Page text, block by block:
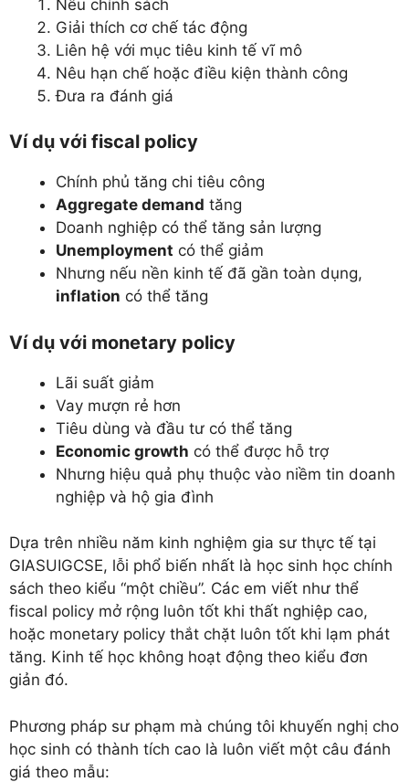
Nêu chính sách
Giải thích cơ chế tác động
Liên hệ với mục tiêu kinh tế vĩ mô
Nêu hạn chế hoặc điều kiện thành công
Đưa ra đánh giá
Ví dụ với fiscal policy
Chính phủ tăng chi tiêu công
Aggregate demand tăng
Doanh nghiệp có thể tăng sản lượng
Unemployment có thể giảm
Nhưng nếu nền kinh tế đã gần toàn dụng,
inflation có thể tăng
Ví dụ với monetary policy
Lãi suất giảm
Vay mượn rẻ hơn
Tiêu dùng và đầu tư có thể tăng
Economic growth có thể được hỗ trợ
Nhưng hiệu quả phụ thuộc vào niềm tin doanh
nghiệp và hộ gia đình
Dựa trên nhiều năm kinh nghiệm gia sư thực tế tại
GIASUIGCSE, lỗi phổ biến nhất là học sinh học chính
sách theo kiểu “một chiều”. Các em viết như thể
fiscal policy mở rộng luôn tốt khi thất nghiệp cao,
hoặc monetary policy thắt chặt luôn tốt khi lạm phát
tăng. Kinh tế học không hoạt động theo kiểu đơn
giản đó.
Phương pháp sư phạm mà chúng tôi khuyến nghị cho
học sinh có thành tích cao là luôn viết một câu đánh
giá theo mẫu: